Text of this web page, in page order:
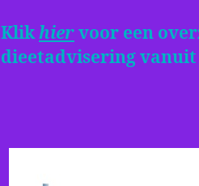
Klikhiervoor een
dieetadvisering